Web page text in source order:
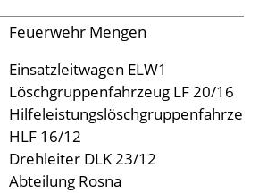
Feuerwehr Mengen
Einsatzleitwagen ELW1
Löschgruppenfahrzeug LF 20/16
Hilfeleistungslöschgruppenfahrzeug
HLF 16/12
Drehleiter DLK 23/12
Abteilung Rosna